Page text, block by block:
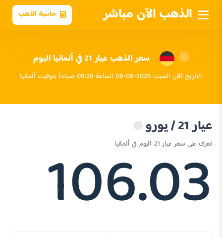
الذهب الآن مباشر حاسبة الذهب
سعر الذهب عيار 21 في ألمانيا اليوم
التاريخ الآن السبت 2026-08-08 الساعة 09:28 صباحاً بتوقيت ألمانيا
عيار 21 / يورو
تعرف على سعر عيار 21 اليوم في ألمانيا
106.03